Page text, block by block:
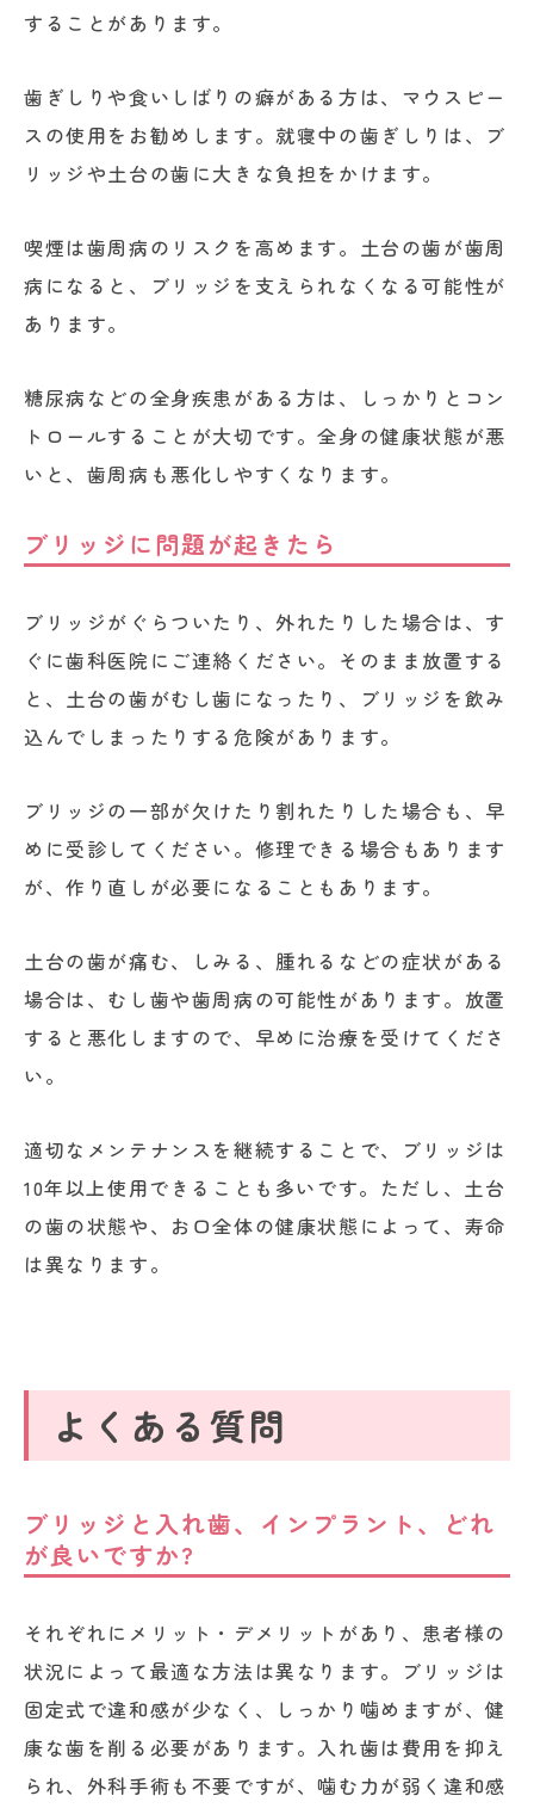
することがあります。
歯ぎしりや食いしばりの癖がある方は、マウスピー
スの使用をお勧めします。就寝中の歯ぎしりは、ブ
リッジや土台の歯に大きな負担をかけます。
喫煙は歯周病のリスクを高めます。土台の歯が歯周
病になると、ブリッジを支えられなくなる可能性が
あります。
糖尿病などの全身疾患がある方は、しっかりとコン
トロールすることが大切です。全身の健康状態が悪
いと、歯周病も悪化しやすくなります。
ブリッジに問題が起きたら
ブリッジがぐらついたり、外れたりした場合は、す
ぐに歯科医院にご連絡ください。そのまま放置する
と、土台の歯がむし歯になったり、ブリッジを飲み
込んでしまったりする危険があります。
ブリッジの一部が欠けたり割れたりした場合も、早
めに受診してください。修理できる場合もあります
が、作り直しが必要になることもあります。
土台の歯が痛む、しみる、腫れるなどの症状がある
場合は、むし歯や歯周病の可能性があります。放置
すると悪化しますので、早めに治療を受けてくださ
い。
適切なメンテナンスを継続することで、ブリッジは
10年以上使用できることも多いです。ただし、土台
の歯の状態や、お口全体の健康状態によって、寿命
は異なります。
よくある質問
ブリッジと入れ歯、インプラント、どれ
が良いですか?
それぞれにメリット・デメリットがあり、患者様の
状況によって最適な方法は異なります。ブリッジは
固定式で違和感が少なく、しっかり噛めますが、健
康な歯を削る必要があります。入れ歯は費用を抑え
られ、外科手術も不要ですが、噛む力が弱く違和感